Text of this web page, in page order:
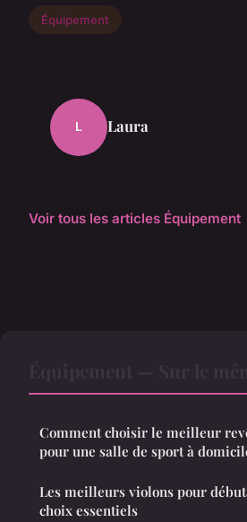
Équipement
L Laura
Voir tous les articles Équipement
Comment choisir le meilleur
pour une salle de sport à
Les meilleurs violons pour
choix essentiels